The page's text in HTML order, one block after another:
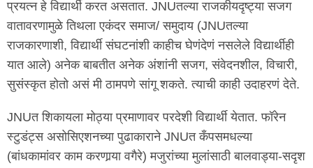
प्रयत्न हे विद्यार्थी करत असतात. JNUतल्या राजकीयदृष्ट्या सजग
वातावरणामुळे तिथला एकंदर समाज/ समुदाय (JNUतल्या
राजकारणाशी, विद्यार्थी संघटनांशी काहीच घेणंदेणं नसलेले विद्यार्थीही
यात आले) अनेक बाबतीत अनेक अंशांनी सजग, संवेदनशील, विचारी,
सुसंस्कृत होतो असं मी ठामपणे सांगू शकते. त्याची काही उदाहरणं देते.
JNUत शिकायला मोठ्या प्रमाणावर परदेशी विद्यार्थी येतात. फॉरेन
स्टुडंट्स असोसिएशनच्या पुढाकाराने JNUत कँपसमधल्या
(बांधकामांवर काम करणार्‍या वगैरे) मजुरांच्या मुलांसाठी बालवाड्या-सदृश